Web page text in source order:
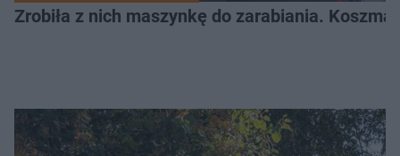
Zrobiła z nich maszynkę do zarabiania.